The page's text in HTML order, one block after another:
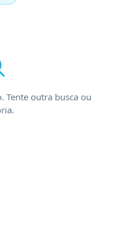
Tente outra busca ou